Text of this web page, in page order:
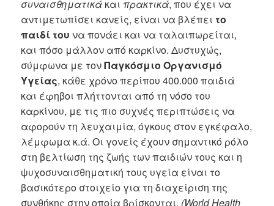
συναισθηματικά και πρακτικά, που έχει να
αντιμετωπίσει κανείς, είναι να βλέπει το
παιδί του να πονάει και να ταλαιπωρείται,
και πόσο μάλλον από καρκίνο. Δυστυχώς,
σύμφωνα με τονΠαγκόσμιο Οργανισμό
Υγείας, κάθε χρόνο περίπου 400.000 παιδιά
και έφηβοι πλήττονται από τη νόσο του
καρκίνου, με τις πιο συχνές περιπτώσεις να
αφορούν τη λευχαιμία, όγκους στον εγκέφαλο,
λέμφωμα κ.ά. Οι γονείς έχουν σημαντικό ρόλο
στη βελτίωση της ζωής των παιδιών τους και η
ψυχοσυναισθηματική τους υγεία είναι το
βασικότερο στοιχείο για τη διαχείριση της
συνθήκης στην οποία βρίσκονται. (World Health